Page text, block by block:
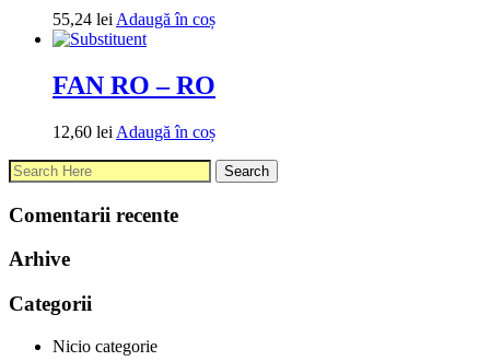
55,24 lei Adaugă în coș
FAN RO – RO
12,60 lei Adaugă în coș
Comentarii recente
Arhive
Categorii
Nicio categorie